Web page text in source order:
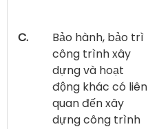
C.
Bảo hành, bảo trì
công trình xây
dựng và hoạt
động khác có liên
quan đến xây
dựng công trình